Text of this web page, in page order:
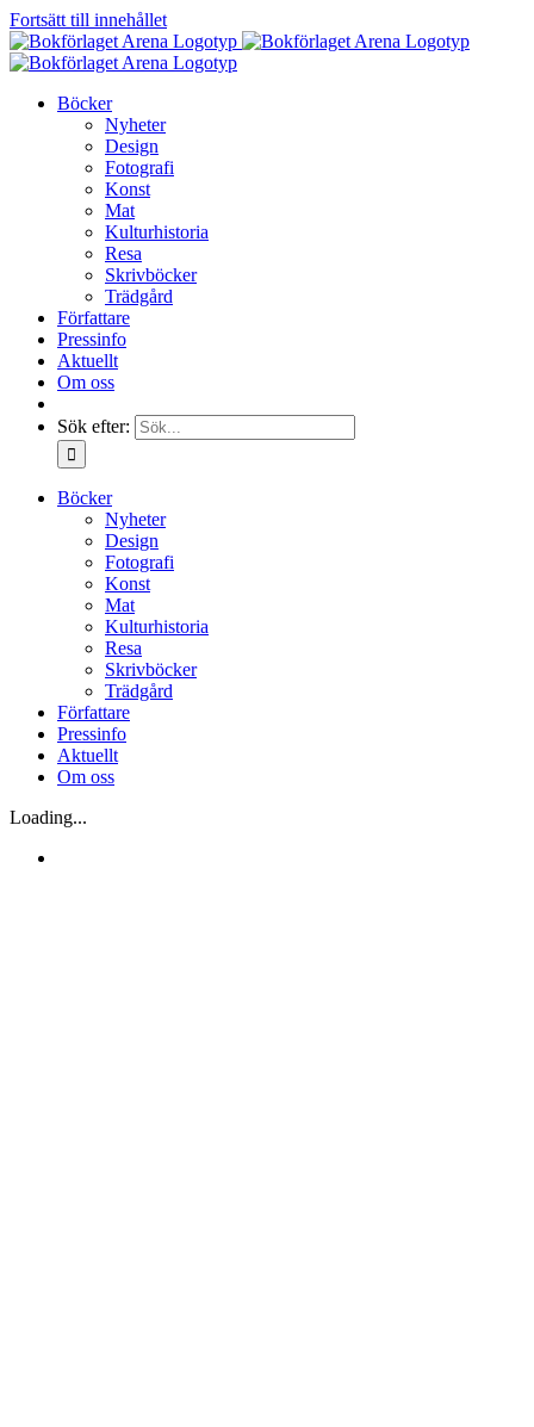
Fortsätt till innehållet
Böcker
Nyheter
Design
Fotografi
Konst
Mat
Kulturhistoria
Resa
Skrivböcker
Trädgård
Författare
Pressinfo
Aktuellt
Om oss
Sök efter:
Böcker
Nyheter
Design
Fotografi
Konst
Mat
Kulturhistoria
Resa
Skrivböcker
Trädgård
Författare
Pressinfo
Aktuellt
Om oss
Loading...